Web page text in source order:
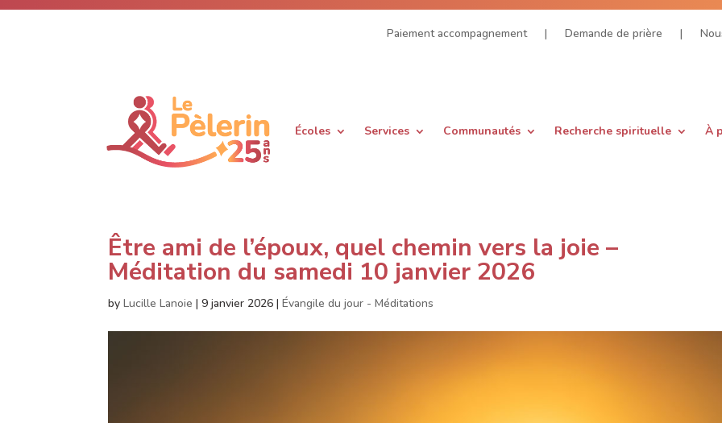
Paiement accompagnement | Demande de prière |
Écoles Services Communautés Recherche spirituelle À
Être ami de l’époux, quel chemin vers la joie –
Méditation du samedi 10 janvier 2026
byLucille Lanoie |9 janvier 2026 |Évangile du jour - Méditations